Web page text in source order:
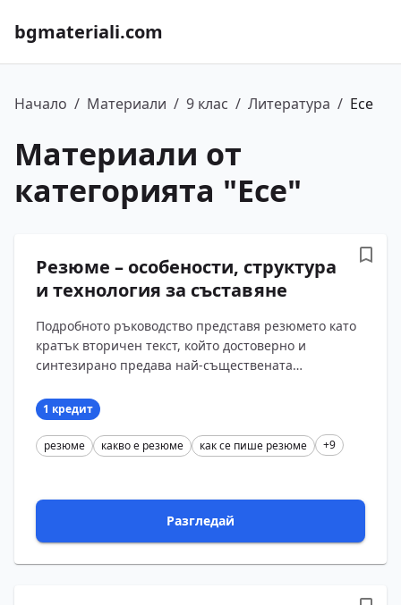
bgmateriali.com
Начало / Материали / 9 клас / Литература / Есе
Материали от
категорията "Есе"
Резюме – особености, структура
и технология за съставяне
Подробното ръководство представя резюмето като
кратък вторичен текст, който достоверно и
синтезирано предава най-съществената
особености, п?...
1 кредит
резюме какво е резюме как се пише резюме +9
Разгледай